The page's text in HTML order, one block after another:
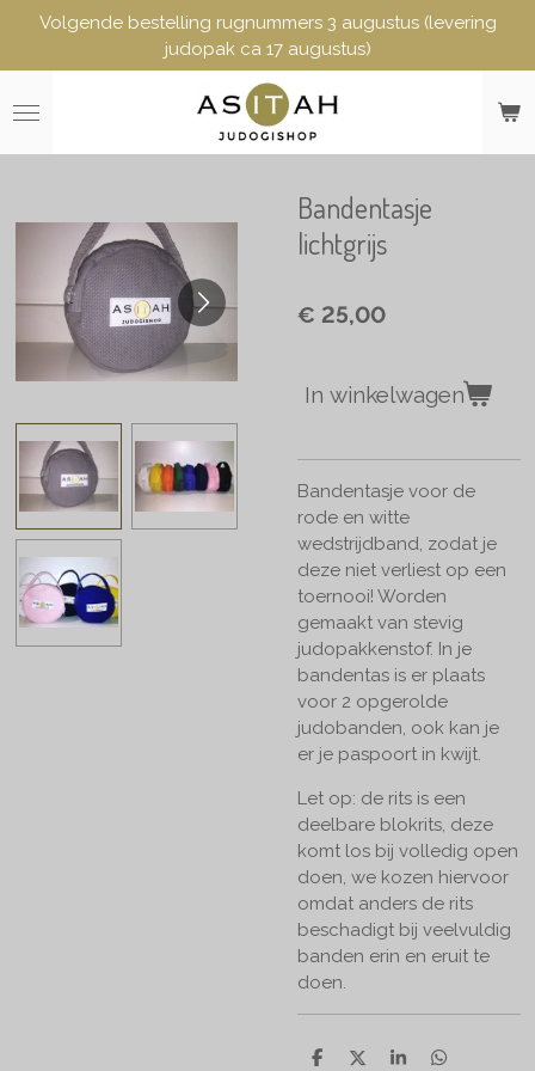
naar
de
Volgende bestelling rugnummers 3 augustus (levering
judopak ca 17 augustus)
Bandentasje
lichtgrijs
€ 25,00
In winkelwagen
Bandentasje voor de
rode en witte
wedstrijdband, zodat je
deze niet verliest op een
toernooi! Worden
gemaakt van stevig
judopakkenstof. In je
bandentas is er plaats
voor 2 opgerolde
judobanden, ook kan je
er je paspoort in kwijt.
Let op: de rits is een
deelbare blokrits, deze
komt los bij volledig open
doen, we kozen hiervoor
omdat anders de rits
beschadigt bij veelvuldig
banden erin en eruit te
doen.
D D S D